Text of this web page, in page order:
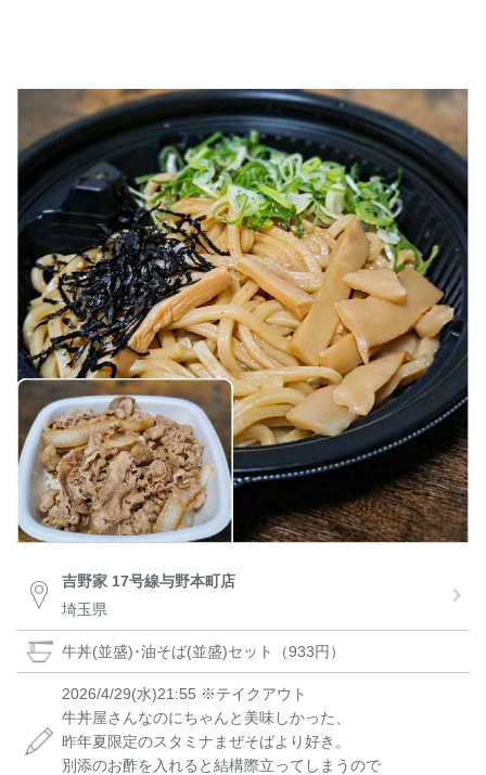
吉野家 17号線与野本町店
埼玉県
牛丼(並盛)･油そば(並盛)セット（933円）
2026/4/29⁡(水)21:55⁡ ※テイクアウト
牛丼屋さんなのにちゃんと美味しかった、
⁡昨年夏限定のスタミナまぜそばより好き。
別添のお酢を入れると結構際立ってしまうので⁡